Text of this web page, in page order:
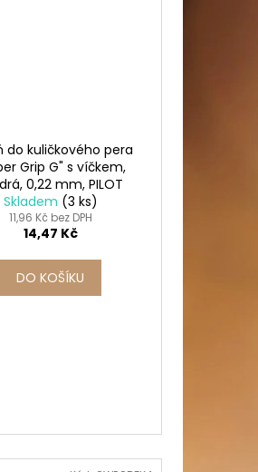
do kuličkového pera
Grip G" s víčkem,
0,22 mm, PILOT
Skladem (3 ks)
11,96 Kč bez DPH
14,47 Kč
DO KOŠÍKU